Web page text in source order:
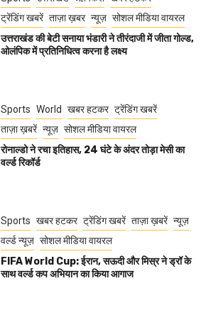
ट्रेंडिंग खबरें ताज़ा ख़बर न्यूज़ सोशल मीडिया वायरल
उत्तराखंड की बेटी सनाया भंडारी ने तीरंदाजी में जीता गोल्ड,
ओलंपिक में प्रतिनिधित्व करना है लक्ष्य
Sports World खबर हटकर ट्रेंडिंग खबरें
ताज़ा ख़बरें न्यूज़ सोशल मीडिया वायरल
रोनाल्डो ने रचा इतिहास, 24 घंटे के अंदर तोड़ा मेसी का
वर्ल्ड रिकॉर्ड
Sports खबर हटकर ट्रेंडिंग खबरें ताज़ा ख़बरें न्यूज़
वर्ल्ड न्यूज़ सोशल मीडिया वायरल
FIFA World Cup: ईरान, सऊदी और मिस्र ने ड्रॉ के
साथ वर्ल्ड कप अभियान का किया आगाज